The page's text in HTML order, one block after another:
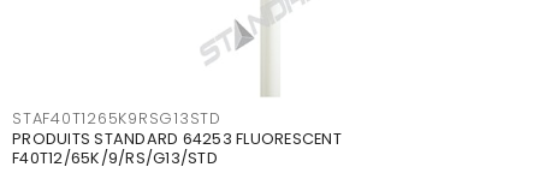
STAF40T1265K9RSG13STD
PRODUITS STANDARD 64253 FLUORESCENT
F40T12/65K/9/RS/G13/STD